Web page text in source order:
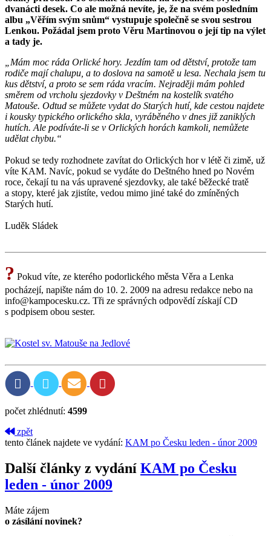
dvanácti desek. Co ale možná nevíte, je, že na svém posledním
albu „Věřím svým snům“ vystupuje společně se svou sestrou
Lenkou. Požádal jsem proto Věru Martinovou o její tip na výlet
a tady je.
„Mám moc ráda Orlické hory. Jezdím tam od dětství, protože tam
rodiče mají chalupu, a to doslova na samotě u lesa. Nechala jsem tu
kus dětství, a proto se sem ráda vracím. Nejraději mám pohled
směrem od vrcholu sjezdovky v Deštném na kostelík svatého
Matouše. Odtud se můžete vydat do Starých hutí, kde cestou najdete
i kousky typického orlického skla, vyráběného v dnes již zaniklých
hutích. Ale podíváte-li se v Orlických horách kamkoli, nemůžete
udělat chybu.“
Pokud se tedy rozhodnete zavítat do Orlických hor v létě či zimě, už
víte KAM. Navíc, pokud se vydáte do Deštného hned po Novém
roce, čekají tu na vás upravené sjezdovky, ale také běžecké tratě
a stopy, které jak zjistíte, vedou mimo jiné také do zmíněných
Starých hutí.
Luděk Sládek
? Pokud víte, ze kterého podorlického města Věra a Lenka
pocházejí, napište nám do 10. 2. 2009 na adresu redakce nebo na
info@kampocesku.cz. Tři ze správných odpovědí získají CD
s podpisem obou sester.
počet zhlédnutí: 4599
zpět
tento článek najdete ve vydání: KAM po Česku leden - únor 2009
Další články z vydání KAM po Česku
leden - únor 2009
Máte zájem
o zásílání novinek?